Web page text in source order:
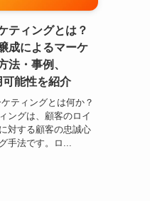
ティングとは？
成によるマーケ
法・事例、
能性を紹介
ティングとは何か？
ングは、顧客のロイ
対する顧客の忠誠心
手法です。ロ...